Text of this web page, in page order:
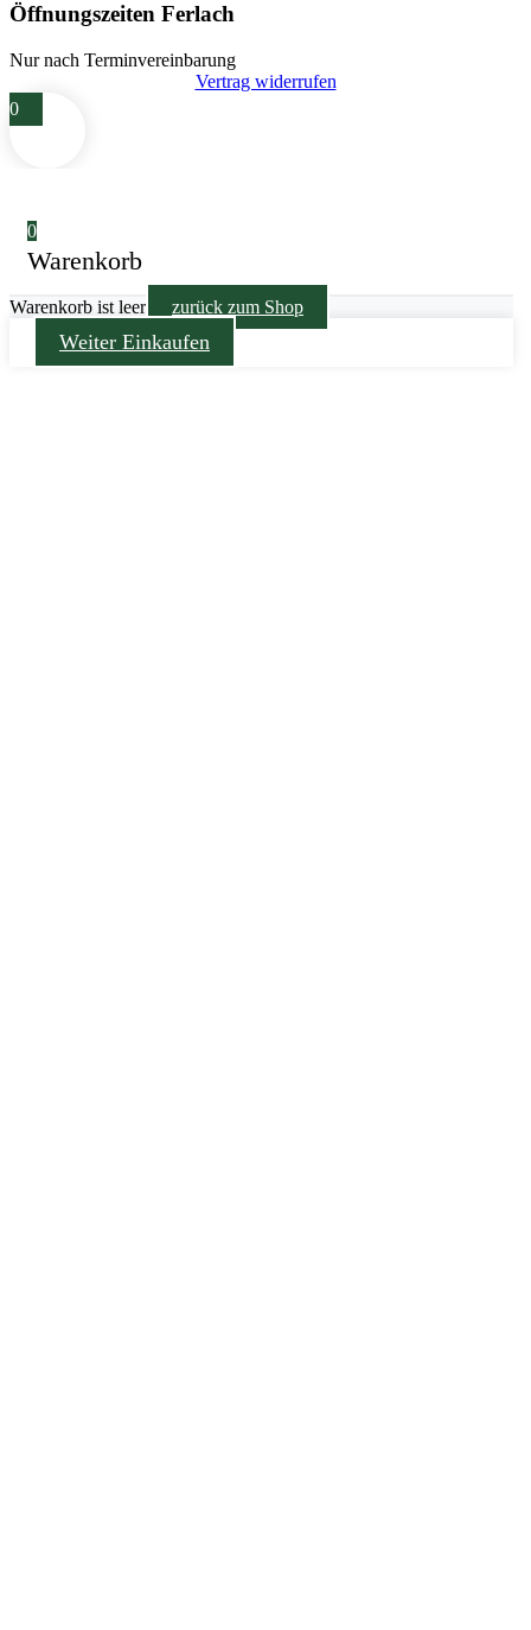
Öffnungszeiten Ferlach
Nur nach Terminvereinbarung
Vertrag widerrufen
0
0
Warenkorb
Warenkorb ist leer zurück zum Shop
Weiter Einkaufen